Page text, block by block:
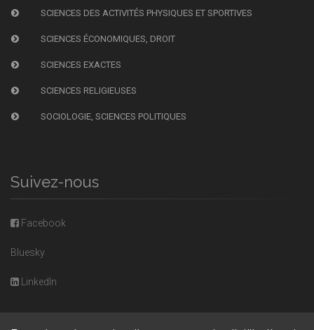
SCIENCES DES ACTIVITÉS PHYSIQUES ET SPORTIVES
SCIENCES ÉCONOMIQUES, DROIT
SCIENCES EXACTES
SCIENCES RELIGIEUSES
SOCIOLOGIE, SCIENCES POLITIQUES
Suivez-nous
Facebook
Bluesky
LinkedIn